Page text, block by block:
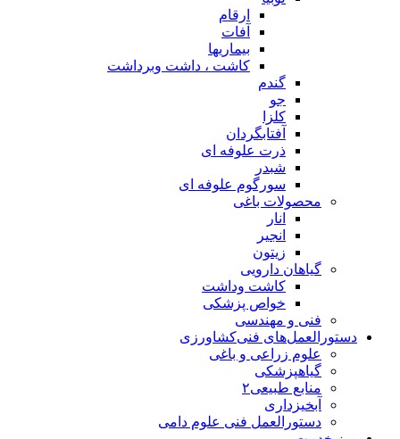
ارقام
آفات
بیماریها
کاشت ، داشت وبرداشت
گندم
جو
کلزا
آفتابگردان
ذرت علوفه ای
شبدر
سورگوم علوفه ای
محصولات باغی
انار
انجیر
زیتون
گیاهان دارویی
کاشت وداشت
خواص پزشکی
فنی و مهندسی
دستورالعمل‌های فنی‌کشاورزی
علوم زراعی و باغی
گیاهپزشکی
منابع طبیعی۲
آبخیزداری
دستورالعمل فنی علوم دامی